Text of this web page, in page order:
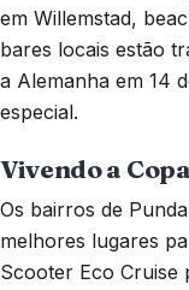
em Willemstad,
bares locais estão
a Alemanha em 14
especial.
Vivendo a
Os bairros de
melhores lugares
Scooter Eco Cruise